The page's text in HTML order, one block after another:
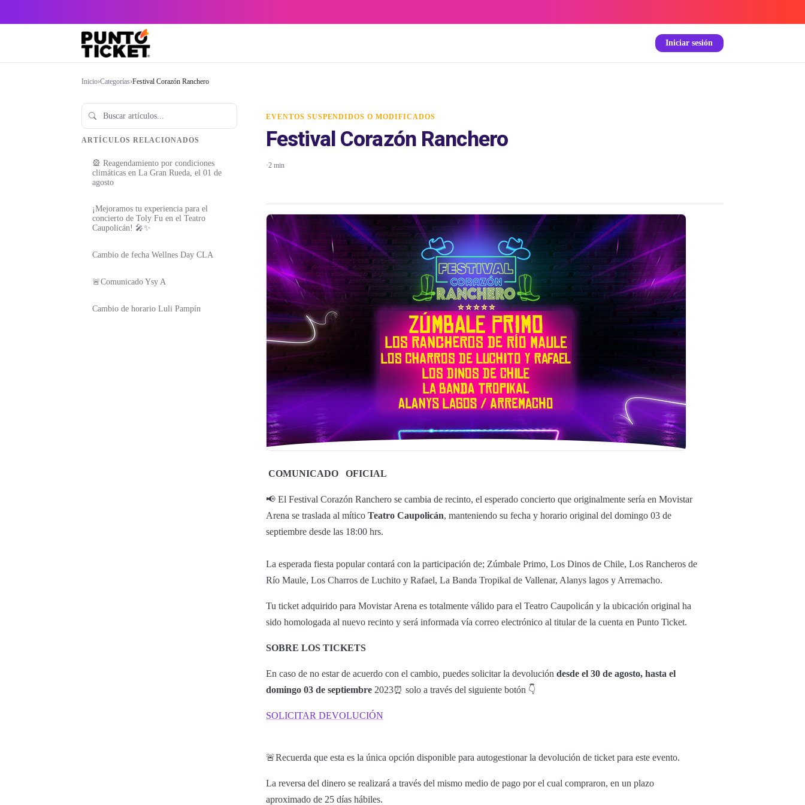
Iniciar sesión
Inicio›Categorías›Festival Corazón Ranchero
ARTÍCULOS RELACIONADOS
🎡 Reagendamiento por condiciones
climáticas en La Gran Rueda, el 01 de
agosto
¡Mejoramos tu experiencia para el
concierto de Toly Fu en el Teatro
Caupolicán! 🎤✨
Cambio de fecha Wellnes Day CLA
🚨Comunicado Ysy A
Cambio de horario Luli Pampín
EVENTOS SUSPENDIDOS O MODIFICADOS
Festival Corazón Ranchero
·2 min
COMUNICADO OFICIAL
📢 El Festival Corazón Ranchero se cambia de recinto, el esperado concierto que originalmente sería en Movistar
Arena se traslada al mítico Teatro Caupolicán, manteniendo su fecha y horario original del domingo 03 de
septiembre desde las 18:00 hrs.
La esperada fiesta popular contará con la participación de; Zúmbale Primo, Los Dinos de Chile, Los Rancheros de
Río Maule, Los Charros de Luchito y Rafael, La Banda Tropikal de Vallenar, Alanys lagos y Arremacho.
Tu ticket adquirido para Movistar Arena es totalmente válido para el Teatro Caupolicán y la ubicación original ha
sido homologada al nuevo recinto y será informada vía correo electrónico al titular de la cuenta en Punto Ticket.
SOBRE LOS TICKETS
En caso de no estar de acuerdo con el cambio, puedes solicitar la devolución desde el 30 de agosto, hasta el
domingo 03 de septiembre 2023⏰ solo a través del siguiente botón 👇
SOLICITAR DEVOLUCIÓN
🚨Recuerda que esta es la única opción disponible para autogestionar la devolución de ticket para este evento.
La reversa del dinero se realizará a través del mismo medio de pago por el cual compraron, en un plazo
aproximado de 25 días hábiles.